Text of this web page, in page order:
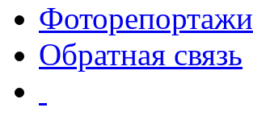
Фоторепортажи
Обратная связь